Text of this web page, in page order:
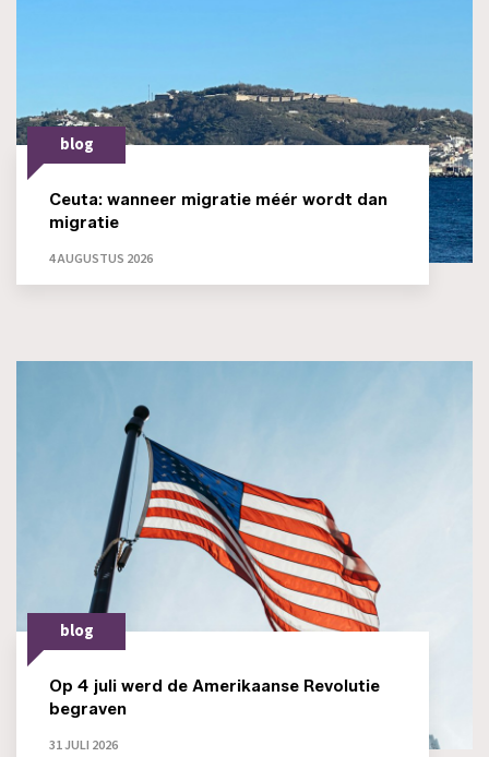
blog
Ceuta: wanneer migratie méér wordt dan
migratie
4 AUGUSTUS 2026
blog
Op 4 juli werd de Amerikaanse Revolutie
begraven
31 JULI 2026